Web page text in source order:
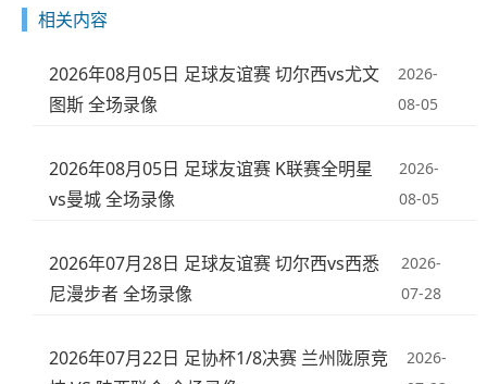
相关内容
2026年08月05日 足球友谊赛 切尔西vs尤文
图斯 全场录像
2026-
08-05
2026年08月05日 足球友谊赛 K联赛全明星
vs曼城 全场录像
2026-
08-05
2026年07月28日 足球友谊赛 切尔西vs西悉
尼漫步者 全场录像
2026-
07-28
2026年07月22日 足协杯1/8决赛 兰州陇原竞
2026-